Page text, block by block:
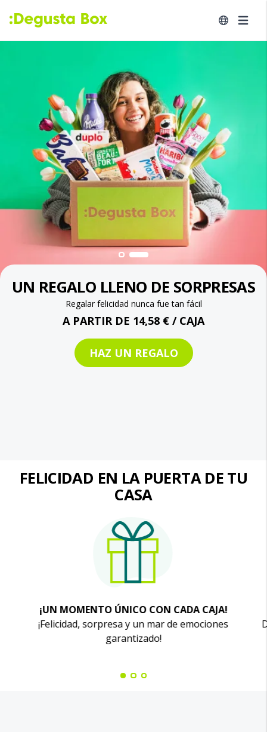
UN REGALO LLENO DE SORPRESAS
Regalar felicidad nunca fue tan fácil
A PARTIR DE 14,58 € / CAJA
HAZ UN REGALO
FELICIDAD EN LA PUERTA DE TU
CASA
¡UN MOMENTO ÚNICO CON CADA CAJA!
¡Felicidad, sorpresa y un mar de emociones
garantizado!